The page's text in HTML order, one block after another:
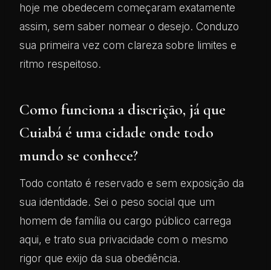
hoje me obedecem começaram exatamente
assim, sem saber nomear o desejo. Conduzo
sua primeira vez com clareza sobre limites e
ritmo respeitoso.
Como funciona a discrição, já que
Cuiabá é uma cidade onde todo
mundo se conhece?
Todo contato é reservado e sem exposição da
sua identidade. Sei o peso social que um
homem de família ou cargo público carrega
aqui, e trato sua privacidade com o mesmo
rigor que exijo da sua obediência.